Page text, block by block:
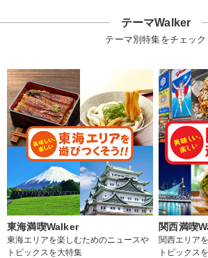
テーマWalker
テーマ別特集をチェック
東海満喫Walker
東海エリアを楽しむためのニュースや
トピックスを大特集
関西満喫
関西エリア
トピックス